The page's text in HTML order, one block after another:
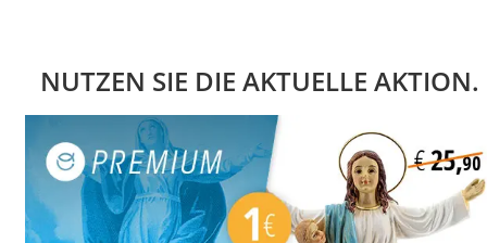
NUTZEN SIE DIE AKTUELLE AKTION.